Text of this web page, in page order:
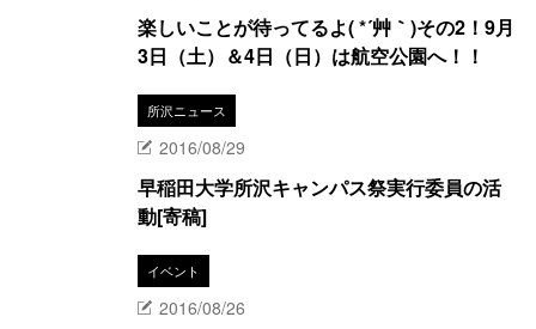
楽しいことが待ってるよ( *´艸｀)その2！9月
3日（土）＆4日（日）は航空公園へ！！
所沢ニュース
2016/08/29
早稲田大学所沢キャンパス祭実行委員の活
動[寄稿]
イベント
2016/08/26